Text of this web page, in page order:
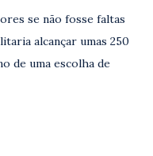
se não fosse faltas
alcançar umas 250
de uma escolha de